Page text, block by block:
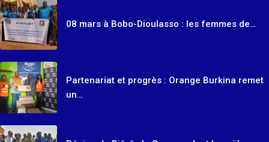
08 mars à Bobo-Dioulasso : les femmes de…
Partenariat et progrès : Orange Burkina remet
un…